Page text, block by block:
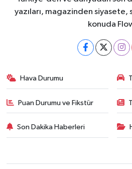
yazıları, magazinden
konuda
Hava Durumu
Puan Durumu ve Fikstür
Son Dakika Haberleri